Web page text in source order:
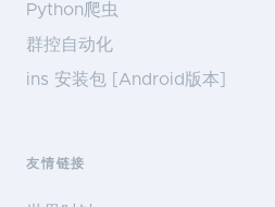
Python爬虫
群控自动化
ins 安装包 [Android版本]
友情链接